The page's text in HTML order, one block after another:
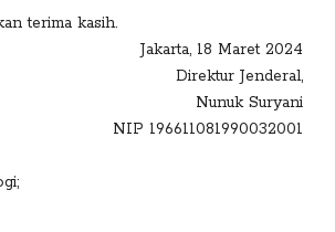
terima kasih.
Jakarta, 18 Maret 2024
Direktur Jenderal,
Nunuk Suryani
NIP 196611081990032001